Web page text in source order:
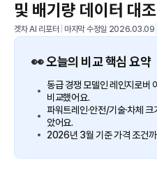
및 배기량 데이터 대조
겟차 AI 리포터 마지막 수정일 2026.03.09
👀 오늘의 비교 핵심 요약
동급 경쟁 모델인 레인지로버
비교했어요.
파워트레인·안전/기술·차체
았어요.
2026년 3월 기준 가격 조건